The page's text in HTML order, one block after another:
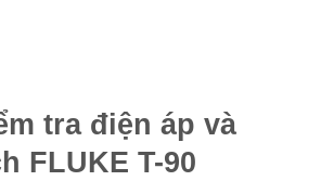
tra điện áp và
FLUKE T-90